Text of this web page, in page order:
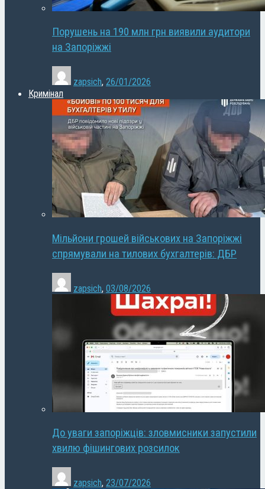
Порушень на 190 млн грн виявили аудитори
на Запоріжжі
zapsich, 26/01/2026
Кримінал
Мільйони грошей військових на Запоріжжі
спрямували на тилових бухгалтерів: ДБР
zapsich, 03/08/2026
До уваги запоріжців: зловмисники запустили
хвилю фішингових розсилок
zapsich, 23/07/2026